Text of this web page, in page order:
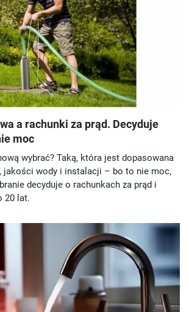
a rachunki za prąd. Decyduje
moc
wybrać? Taką, która jest dopasowana
jakości wody i instalacji – bo to nie moc,
decyduje o rachunkach za prąd i
20 lat.